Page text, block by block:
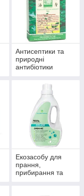
Антисептики та
природні
антибіотики
Екозасобу для
прання,
прибирання та